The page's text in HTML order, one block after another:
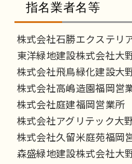
指名業者名等
株式会社石勝エクステリ
東洋緑地建設株式会社大
株式会社飛鳥緑化建設大
株式会社高嶋造園福岡営
株式会社庭建福岡営業所
株式会社アグリテック大
株式会社久留米庭苑福岡
森盛緑地建設株式会社大